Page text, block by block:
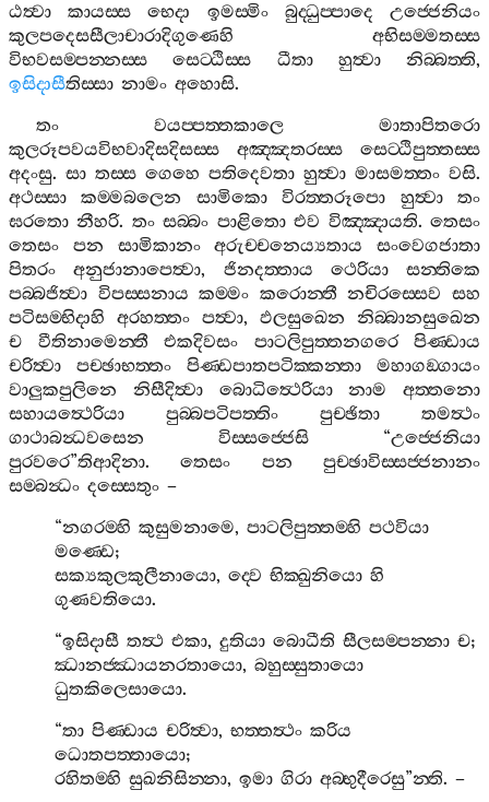
ඨත්‍වා
කායස‍්ස භෙදා ඉමස‍්මිං බුද‍්ධුප‍්පාදෙ
උජ‍්ජෙනියං
කුලපදෙසසීලාචාරාදිගුණෙහි
අභිසම‍්මතස‍්ස
විභවසම‍්පන‍්නස‍්ස
සෙට‍්ඨිස‍්ස ධීතා හුත්‍වා නිබ‍්බත‍්ති,
ඉසිදාසීතිස‍්සා නාමං අහොසි.
තං
වයප‍්පත‍්තකාලෙ
මාතාපිතරො
කුලරූපවයවිභවාදිසදිසස‍්ස
අඤ‍්ඤතරස‍්ස
සෙට‍්ඨිපුත‍්තස‍්ස
අදංසු. සා තස‍්ස ගෙහෙ පතිදෙවතා හුත්‍වා මාසමත‍්තං වසි.
අථස‍්සා
කම‍්මබලෙන සාමිකො විරත‍්තරූපො හුත්‍වා
තං
ඝරතො නීහරි. තං සබ‍්බං පාළිතො එව විඤ‍්ඤායති.තෙසං
තෙසං
පන සාමිකානං අරුච‍්චනෙය්‍යතාය
සංවෙගජාතා
පිතරං
අනුජානාපෙත්‍වා, ජිනදත‍්තාය ථෙරියා
සන‍්තිකෙ
පබ‍්බජිත්‍වා විපස‍්සනාය කම‍්මං කරොන‍්තී නචිරස‍්සෙව සහ
පටිසම‍්භිදාහි
අරහත‍්තං පත්‍වා, ඵලසුඛෙන
නිබ‍්බානසුඛෙන
ච
වීතිනාමෙන‍්තී එකදිවසං පාටලිපුත‍්තනගරෙ
පිණ‍්ඩාය
චරිත්‍වා
පච‍්ඡාභත‍්තං පිණ‍්ඩපාතපටික‍්කන‍්තා
මහාගඞ‍්ගායං
වාලුකපුලිනෙ
නිසීදිත්‍වා බොධිත්‍ථෙරියා නාම
අත‍්තනො
සහායත්‍ථෙරියා
පුබ‍්බපටිපත‍්තිං පුච‍්ඡිතා
තමත්‍ථං
ගාථාබන්‍ධවසෙන
විස‍්සජ‍්ජෙසි “උජ‍්ජෙනියා
පුරවරෙ”තිආදිනා.තෙසං පන
පුච‍්ඡාවිස‍්සජ‍්ජනානං
සම‍්බන්‍ධං දස‍්සෙතුං –
“නගරම‍්හි කුසුමනාමෙ,පාටලිපුත‍්තම‍්හි පථවියා
මණ‍්ඩෙ;
සක්‍යකුලකුලීනායො,ද‍්වෙ භික‍්ඛුනියො හි
ගුණවතියො.
“ඉසිදාසී තත්‍ථ එකා,දුතියා බොධීති සීලසම‍්පන‍්නා ච;
ඣානජ‍්ඣායනරතායො,බහුස‍්සුතායො
ධුතකිලෙසායො.
“තා පිණ‍්ඩාය චරිත්‍වා,භත‍්තත්‍ථං කරිය
ධොතපත‍්තායො;
රහිතම‍්හි සුඛනිසින‍්නා,ඉමා ගිරා අබ‍්භුදීරෙසු”න‍්ති. –